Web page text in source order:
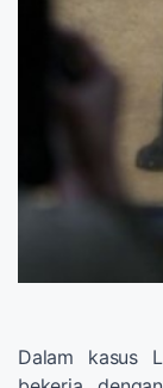
Dalam kasus